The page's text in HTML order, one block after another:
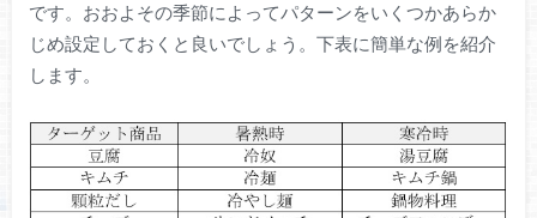
です。おおよその季節によってパターンをいくつかあらか
じめ設定しておくと良いでしょう。下表に簡単な例を紹介
します。